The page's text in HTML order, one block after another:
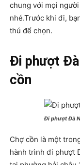
chung với mọi
nhé.Trước khi đi,
thú để chọn.
Đi phượt
cồn
Đi phượt Đà
Chợ cồn là một
hành trình đi phượt